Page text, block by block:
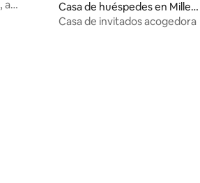
a
Casa de huéspedes en Milled
geville
Casa de invitados acogedora